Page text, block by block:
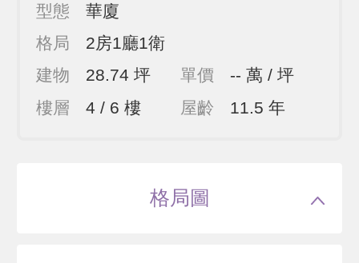
型態
華廈
格局
2房1廳1衛
建物
28.74 坪 單價
-- 萬 / 坪
樓層
4 / 6 樓 屋齡 11.5 年
格局圖